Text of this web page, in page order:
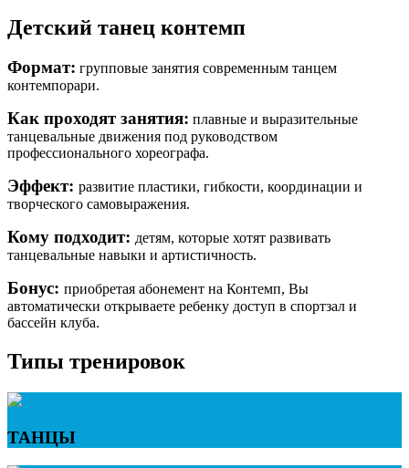
Детский танец контемп
Формат: групповые занятия современным танцем
контемпорари.
Как проходят занятия: плавные и выразительные
танцевальные движения под руководством
профессионального хореографа.
Эффект: развитие пластики, гибкости, координации и
творческого самовыражения.
Кому подходит: детям, которые хотят развивать
танцевальные навыки и артистичность.
Бонус: приобретая абонемент на Контемп, Вы
автоматически открываете ребенку доступ в спортзал и
бассейн клуба.
Типы тренировок
ТАНЦЫ